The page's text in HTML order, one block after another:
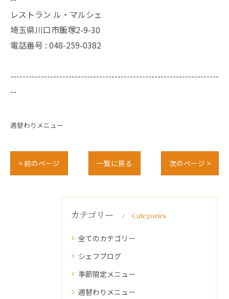
レストラン ル・マルシェ
埼玉県川口市飯塚2-9-30
電話番号 : 048-259-0382
--------------------------------------------------------------------
--
週替わりメニュー
< 前のページ 一覧に戻る 次のページ >
カテゴリー Categories
全てのカテゴリー
シェフブログ
季節限定メニュー
週替わりメニュー